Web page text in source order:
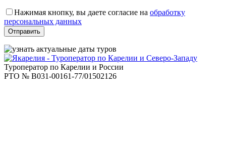
это
поле
пустым.
Нажимая кнопку, вы даете согласие на обработку
персональных данных
Туроператор по Карелии и России
РТО № В031-00161-77/01502126